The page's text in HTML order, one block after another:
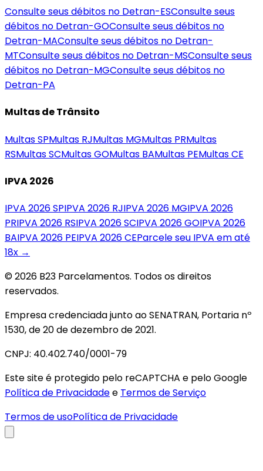
Consulte seus débitos no Detran-ESConsulte seus
débitos no Detran-GOConsulte seus débitos no
Detran-MAConsulte seus débitos no Detran-
MTConsulte seus débitos no Detran-MSConsulte seus
débitos no Detran-MGConsulte seus débitos no
Detran-PA
Multas de Trânsito
MultasSPMultas RJMultas MGMultas PRMultas
RSMultasSCMultasGOMultas BAMultas PEMultasCE
IPVA 2026
IPVA 2026SPIPVA 2026 RJIPVA 2026 MGIPVA 2026
PRIPVA 2026 RSIPVA 2026SCIPVA 2026GOIPVA 2026
BAIPVA 2026 PEIPVA 2026CEParcele seu IPVA em até
18x →
© 2026 B23 Parcelamentos. Todos os direitos
reservados.
Empresa credenciada junto ao SENATRAN, Portaria nº
1530, de 20 de dezembro de 2021.
CNPJ: 40.402.740/0001-79
Este site é protegido pelo reCAPTCHA e pelo Google
Política de Privacidadee Termos de Serviço
Termos de usoPolítica de Privacidade